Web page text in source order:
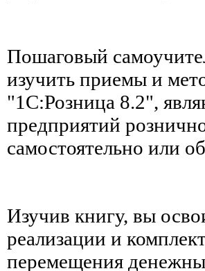
Пошаговый
изучить приемы и
"1С:Розница 8.2",
предприятий
самостоятельно или
Изучив книгу, вы
реализации и
перемещения